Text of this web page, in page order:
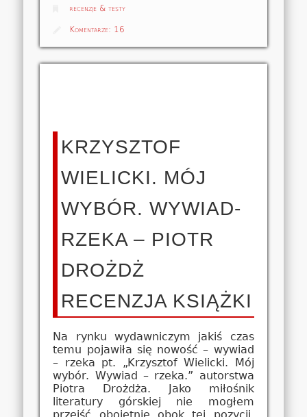
recenzje & testy
Komentarze: 16
KRZYSZTOF
WIELICKI. MÓJ
WYBÓR. WYWIAD-
RZEKA – PIOTR
DROŻDŻ
RECENZJA KSIĄŻKI
Na rynku wydawniczym jakiś czas
temu pojawiła się nowość – wywiad
– rzeka pt. „Krzysztof Wielicki. Mój
wybór. Wywiad – rzeka.” autorstwa
Piotra Drożdża. Jako miłośnik
literatury górskiej nie mogłem